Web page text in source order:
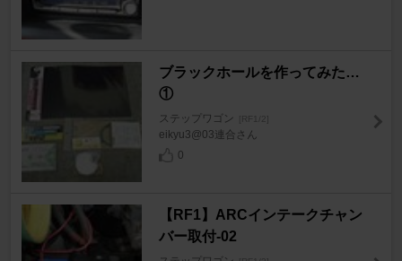
ブラックホールを作ってみた…
①
ステップワゴン [RF1/2]
eikyu3@03連合さん
0
【RF1】ARCインテークチャン
バー取付-02